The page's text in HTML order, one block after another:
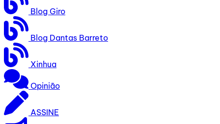
Blog Giro
Blog Dantas Barreto
Xinhua
Opinião
ASSINE